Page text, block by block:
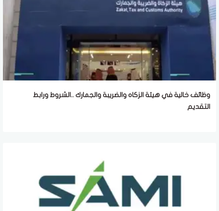
وظائف خالية في هيئة الزكاه والضريبة والجمارك ..الشروط ورابط
التقديم